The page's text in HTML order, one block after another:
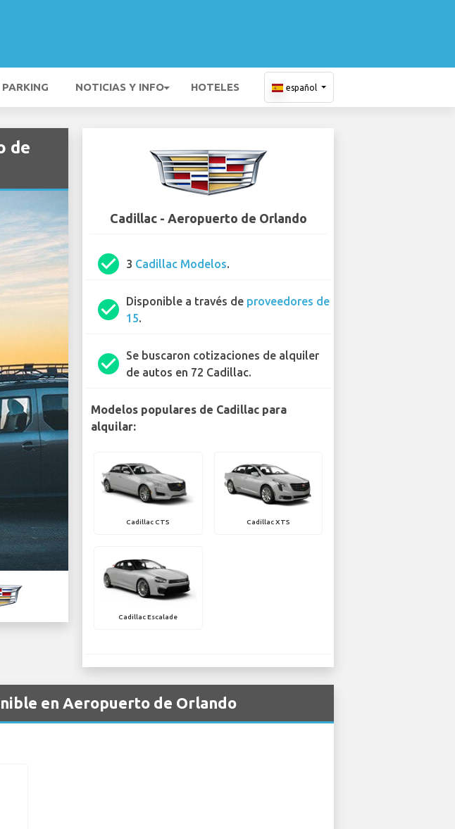
PARKING NOTICIAS Y INFO HOTELES español
de
Cadillac - Aeropuerto de Orlando
check_circle 3 Cadillac Modelos.
check_circle Disponible a través de proveedores de
15.
check_circle
Se buscaron cotizaciones de alquiler
de autos en 72 Cadillac.
Modelos populares de Cadillac para
alquilar:
Cadillac CTS Cadillac XTS
Cadillac Escalade
en Aeropuerto de Orlando